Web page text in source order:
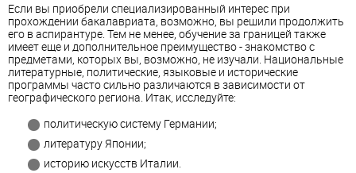
Если вы приобрели специализированный интерес при
прохождении бакалавриата, возможно, вы решили продолжить
его в аспирантуре. Тем не менее, обучение за границей также
имеет еще и дополнительное преимущество - знакомство с
предметами, которых вы, возможно, не изучали. Национальные
литературные, политические, языковые и исторические
программы часто сильно различаются в зависимости от
географического региона. Итак, исследуйте:
политическую систему Германии;
литературу Японии;
историю искусств Италии.